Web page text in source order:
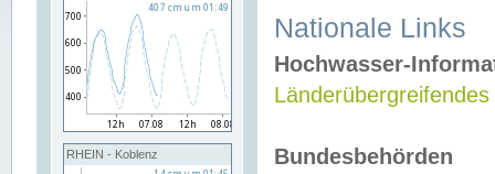
RHEIN - Koblenz
Nationale Links
Hochwasser-
Bundesbehörden